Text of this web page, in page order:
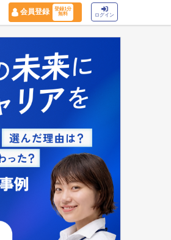
会員登録
登録1分
無料
ログイン